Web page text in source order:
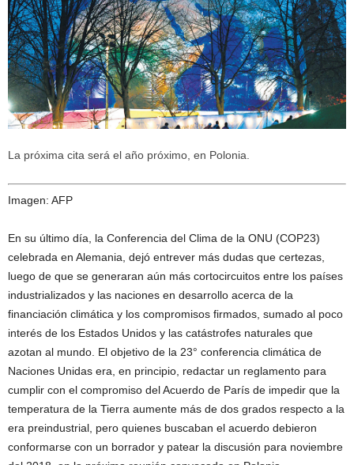
La próxima cita será el año próximo, en Polonia.
Imagen: AFP
En su último día, la Conferencia del Clima de la ONU (COP23)
celebrada en Alemania, dejó entrever más dudas que certezas,
luego de que se generaran aún más cortocircuitos entre los países
industrializados y las naciones en desarrollo acerca de la
financiación climática y los compromisos firmados, sumado al poco
interés de los Estados Unidos y las catástrofes naturales que
azotan al mundo. El objetivo de la 23° conferencia climática de
Naciones Unidas era, en principio, redactar un reglamento para
cumplir con el compromiso del Acuerdo de París de impedir que la
temperatura de la Tierra aumente más de dos grados respecto a la
era preindustrial, pero quienes buscaban el acuerdo debieron
conformarse con un borrador y patear la discusión para noviembre